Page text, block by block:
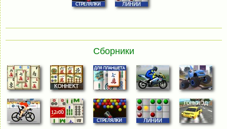
Сборники